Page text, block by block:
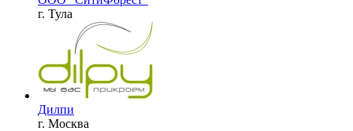
г. Тула
Дилпи
г. Москва